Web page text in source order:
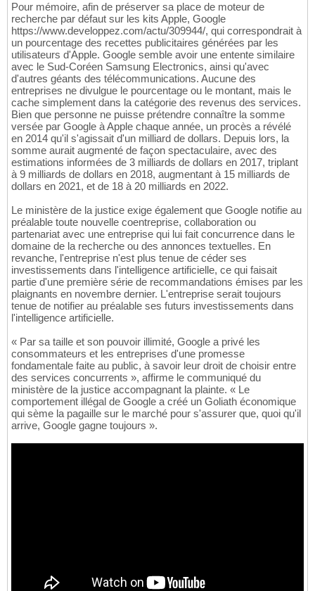
Pour mémoire, afin de préserver sa place de moteur de
recherche par défaut sur les kits Apple, Google
https://www.developpez.com/actu/309944/, qui correspondrait à
un pourcentage des recettes publicitaires générées par les
utilisateurs d'Apple. Google semble avoir une entente similaire
avec le Sud-Coréen Samsung Electronics, ainsi qu'avec
d'autres géants des télécommunications. Aucune des
entreprises ne divulgue le pourcentage ou le montant, mais le
cache simplement dans la catégorie des revenus des services.
Bien que personne ne puisse prétendre connaître la somme
versée par Google à Apple chaque année, un procès a révélé
en 2014 qu'il s'agissait d'un milliard de dollars. Depuis lors, la
somme aurait augmenté de façon spectaculaire, avec des
estimations informées de 3 milliards de dollars en 2017, triplant
à 9 milliards de dollars en 2018, augmentant à 15 milliards de
dollars en 2021, et de 18 à 20 milliards en 2022.
Le ministère de la justice exige également que Google notifie au
préalable toute nouvelle coentreprise, collaboration ou
partenariat avec une entreprise qui lui fait concurrence dans le
domaine de la recherche ou des annonces textuelles. En
revanche, l'entreprise n'est plus tenue de céder ses
investissements dans l'intelligence artificielle, ce qui faisait
partie d'une première série de recommandations émises par les
plaignants en novembre dernier. L'entreprise serait toujours
tenue de notifier au préalable ses futurs investissements dans
l'intelligence artificielle.
« Par sa taille et son pouvoir illimité, Google a privé les
consommateurs et les entreprises d'une promesse
fondamentale faite au public, à savoir leur droit de choisir entre
des services concurrents », affirme le communiqué du
ministère de la justice accompagnant la plainte. « Le
comportement illégal de Google a créé un Goliath économique
qui sème la pagaille sur le marché pour s'assurer que, quoi qu'il
arrive, Google gagne toujours ».